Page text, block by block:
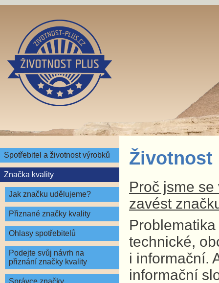
Spotřebitel a životnost výrobků
Značka kvality
Jak značku udělujeme?
Přiznané značky kvality
Ohlasy spotřebitelů
Podejte svůj návrh na
přiznání značky kvality
Správce značky
Životnost
Proč jsme
zavést
technické,
i informační.
informační